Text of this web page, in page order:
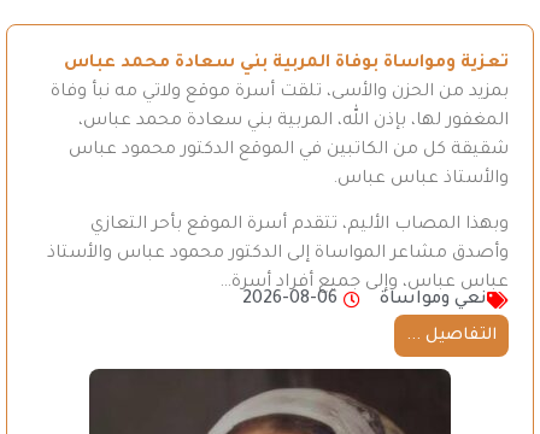
تعزية ومواساة بوفاة المربية بني سعادة محمد عباس
بمزيد من الحزن والأسى، تلقت أسرة موقع ولاتي مه نبأ وفاة
المغفور لها، بإذن الله، المربية بني سعادة محمد عباس،
شقيقة كل من الكاتبين في الموقع الدكتور محمود عباس
والأستاذ عباس عباس.
وبهذا المصاب الأليم، تتقدم أسرة الموقع بأحر التعازي
وأصدق مشاعر المواساة إلى الدكتور محمود عباس والأستاذ
عباس عباس، وإلى جميع أفراد أسرة…
نعي ومواساة
2026-08-06
التفاصيل ...